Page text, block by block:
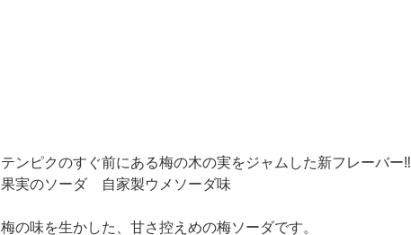
テンピクのすぐ前にある梅の木の実をジャムした新フレーバー‼︎
果実のソーダ　自家製ウメソーダ味
梅の味を生かした、甘さ控えめの梅ソーダです。